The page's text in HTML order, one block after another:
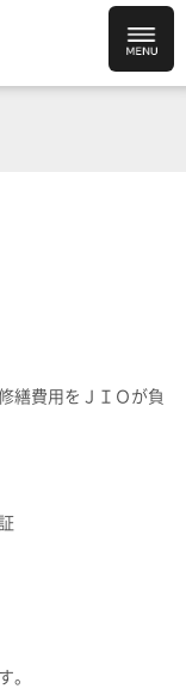
繕費用をＪＩＯが負
。